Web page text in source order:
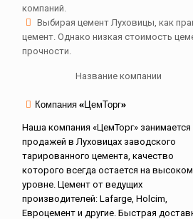
компаний.
Выбирая цемент Луховицы, как
цемент. Однако низкая стоимость
прочности.
Название компании
Компания «ЦемТорг»
Наша компания «ЦемТорг» занимается
продажей в Луховицах заводского
тарированного цемента, качество
которого всегда остается на высоком
уровне. Цемент от ведущих
производителей: Lafarge, Holcim,
Евроцемент и другие. Быстрая